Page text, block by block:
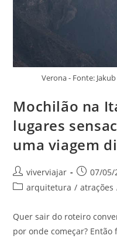
Verona - Fonte:
Mochilão na
lugares
uma viagem
Autor
do
viverviajar
Post
publicado:
07/05/
Categoria
arquitetura / atrações
Quer sair do roteiro
por onde começar?